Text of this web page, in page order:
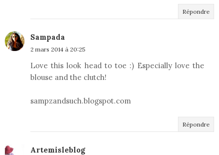
Répondre
Sampada
2 mars 2014 à 20:25
Love this look head to toe :) Especially love the
blouse and the clutch!
sampzandsuch.blogspot.com
Répondre
Artemisleblog